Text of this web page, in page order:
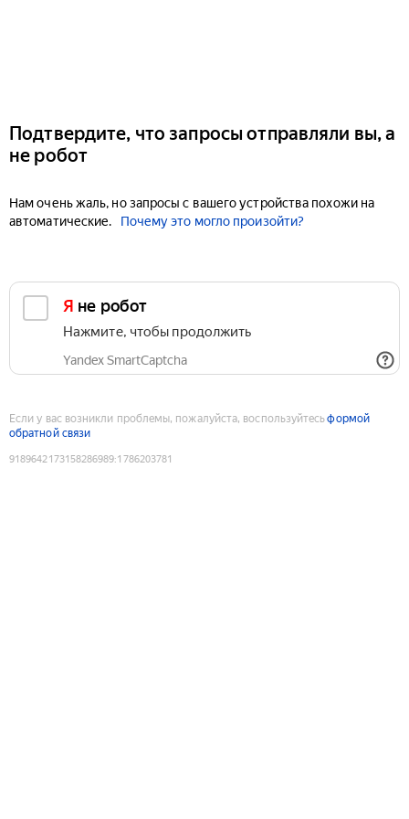
Подтвердите, что запросы отправляли вы, а
не робот
Нам очень жаль, но запросы с вашего устройства похожи на
автоматические.
Почему это могло произойти?
Я не робот
Нажмите, чтобы продолжить
Yandex SmartCaptcha
Если у вас возникли проблемы, пожалуйста, воспользуйтесьформой
обратной связи
9189642173158286989:1786203781